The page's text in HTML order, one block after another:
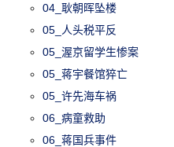
04_耿朝晖坠楼
05_人头税平反
05_渥京留学生惨案
05_蒋宇餐馆猝亡
05_许先海车祸
06_病童救助
06_蒋国兵事件